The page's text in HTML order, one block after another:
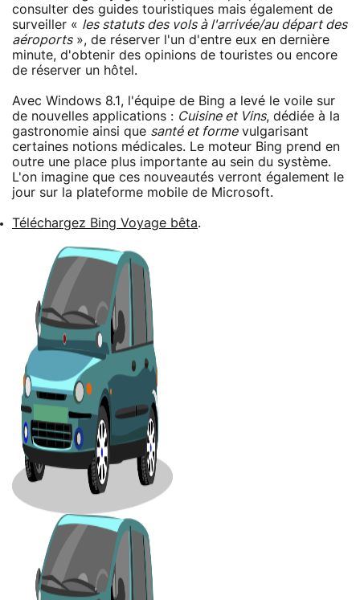
consulter des guides touristiques mais également de
surveiller « les statuts des vols à l'arrivée/au départ des
aéroports», de réserver l'un d'entre eux en dernière
minute, d'obtenir des opinions de touristes ou encore
de réserver un hôtel.
Avec Windows 8.1, l'équipe de Bing a levé le voile sur
de nouvelles applications : Cuisine et Vins, dédiée à la
gastronomie ainsi que santé et formevulgarisant
certaines notions médicales. Le moteur Bing prend en
outre une place plus importante au sein du système.
L'on imagine que ces nouveautés verront également le
jour sur la plateforme mobile de Microsoft.
Téléchargez Bing Voyage bêta.